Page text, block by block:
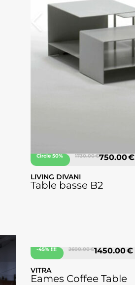
Circle 50% 1730.00 €750.00 €
LIVING DIVANI
Table basse B2
-45% !!!! 2600.00 €1450.00 €
VITRA
Eames Coffee Table